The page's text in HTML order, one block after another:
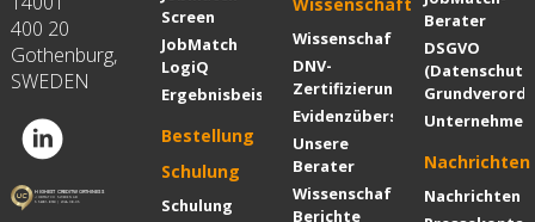
400 20
Gothenburg,
SWEDEN
Screen
JobMatch
LogiQ
Ergebnisbeispiel
Bestellung
Schulung
Schulung
Wissenschaft
DNV-
Zertifizierung
Evidenzübersicht
Unsere
Berater
Wissenschaftliche
Berichte
Berater
DSGVO
Nachrichten
Nachrichten